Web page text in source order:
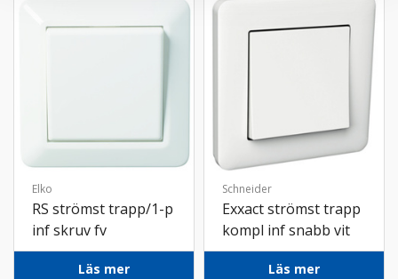
Elko
RS strömst trapp/1-p
inf skruv fv
Läs mer
Schneider
Exxact strömst trapp
kompl inf snabb vit
50st
Läs mer